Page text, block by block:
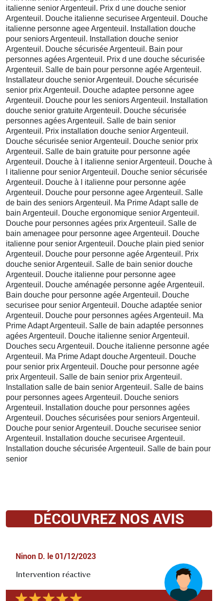
italienne senior Argenteuil. Prix d une douche senior
Argenteuil. Douche italienne securisee Argenteuil. Douche
italienne personne agee Argenteuil. Installation douche
pour seniors Argenteuil. Installation douche senior
Argenteuil. Douche sécurisée Argenteuil. Bain pour
personnes agées Argenteuil. Prix d une douche sécurisée
Argenteuil. Salle de bain pour personne agée Argenteuil.
Installateur douche senior Argenteuil. Douche sécurisée
senior prix Argenteuil. Douche adaptee personne agee
Argenteuil. Douche pour les seniors Argenteuil. Installation
douche senior gratuite Argenteuil. Douche sécurisée
personnes agées Argenteuil. Salle de bain senior
Argenteuil. Prix installation douche senior Argenteuil.
Douche sécurisée senior Argenteuil. Douche senior prix
Argenteuil. Salle de bain gratuite pour personne agée
Argenteuil. Douche à l italienne senior Argenteuil. Douche à
l italienne pour senior Argenteuil. Douche senior sécurisée
Argenteuil. Douche à l italienne pour personne agée
Argenteuil. Douche pour personne agee Argenteuil. Salle
de bain des seniors Argenteuil. Ma Prime Adapt salle de
bain Argenteuil. Douche ergonomique senior Argenteuil.
Douche pour personnes agées prix Argenteuil. Salle de
bain amenagee pour personne agee Argenteuil. Douche
italienne pour senior Argenteuil. Douche plain pied senior
Argenteuil. Douche pour personne agée Argenteuil. Prix
douche senior Argenteuil. Salle de bain senior douche
Argenteuil. Douche italienne pour personne agee
Argenteuil. Douche aménagée personne agée Argenteuil.
Bain douche pour personne agée Argenteuil. Douche
securisee pour senior Argenteuil. Douche adaptée senior
Argenteuil. Douche pour personnes agées Argenteuil. Ma
Prime Adapt Argenteuil. Salle de bain adaptée personnes
agées Argenteuil. Douche italienne senior Argenteuil.
Douches secu Argenteuil. Douche italienne personne agée
Argenteuil. Ma Prime Adapt douche Argenteuil. Douche
pour senior prix Argenteuil. Douche pour personne agée
prix Argenteuil. Salle de bain senior prix Argenteuil.
Installation salle de bain senior Argenteuil. Salle de bains
pour personnes agees Argenteuil. Douche seniors
Argenteuil. Installation douche pour personnes agées
Argenteuil. Douches sécurisées pour seniors Argenteuil.
Douche pour senior Argenteuil. Douche securisee senior
Argenteuil. Installation douche securisee Argenteuil.
Installation douche sécurisée Argenteuil. Salle de bain pour
senior
DÉCOUVREZ NOS AVIS
Ninon D. le 01/12/2023
Intervention réactive